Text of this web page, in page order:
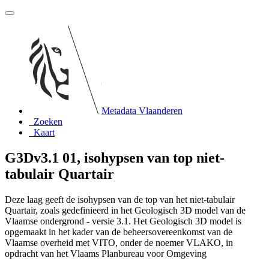
Metadata Vlaanderen
Zoeken
Kaart
G3Dv3.1 01, isohypsen van top niet-
tabulair Quartair
Deze laag geeft de isohypsen van de top van het niet-tabulair
Quartair, zoals gedefinieerd in het Geologisch 3D model van de
Vlaamse ondergrond - versie 3.1. Het Geologisch 3D model is
opgemaakt in het kader van de beheersovereenkomst van de
Vlaamse overheid met VITO, onder de noemer VLAKO, in
opdracht van het Vlaams Planbureau voor Omgeving